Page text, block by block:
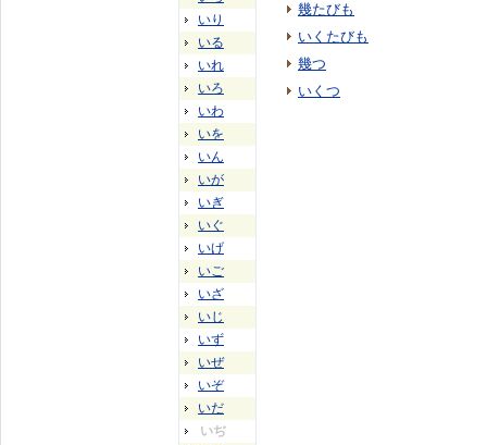
いり
いる
いれ
いろ
いわ
いを
いん
いが
いぎ
いぐ
いげ
いご
いざ
いじ
いず
いぜ
いぞ
いだ
いぢ
幾たびも
いくたびも
幾つ
いくつ